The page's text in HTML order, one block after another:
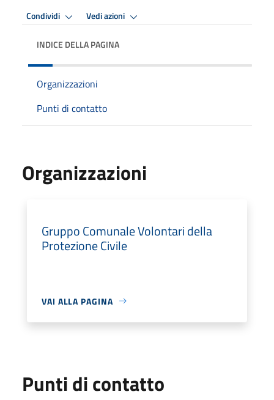
Condividi Vedi azioni
INDICE DELLA PAGINA
Organizzazioni
Punti di contatto
Organizzazioni
Gruppo Comunale Volontari della
Protezione Civile
VAI ALLA PAGINA
Punti di contatto